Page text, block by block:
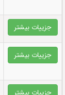
جزییات بیشتر
جزییات بیشتر
جزییات بیشتر